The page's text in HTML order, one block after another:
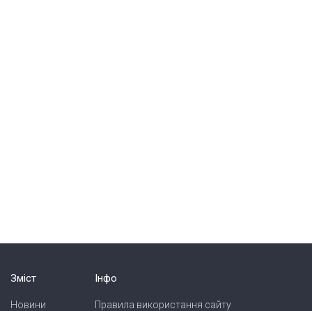
Зміст
Новини
Інфо
Правила використання сайту